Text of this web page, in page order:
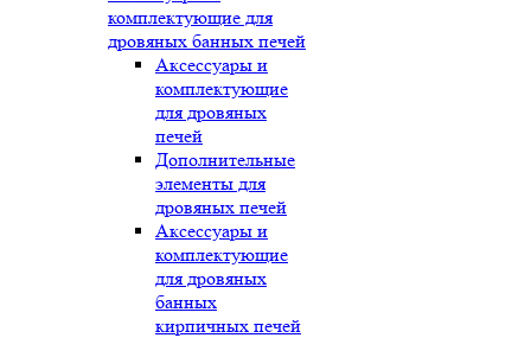
комплектующие для
дровяных банных печей
Аксессуары и
комплектующие
для дровяных
печей
Дополнительные
элементы для
дровяных печей
Аксессуары и
комплектующие
для дровяных
банных
кирпичных печей